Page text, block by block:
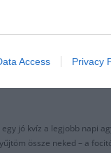
Access Privacy
jó kvíz a legjobb
össze neked – a